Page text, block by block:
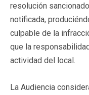
resolución
notificada,
culpable de la
que la
actividad del local.
La Audiencia